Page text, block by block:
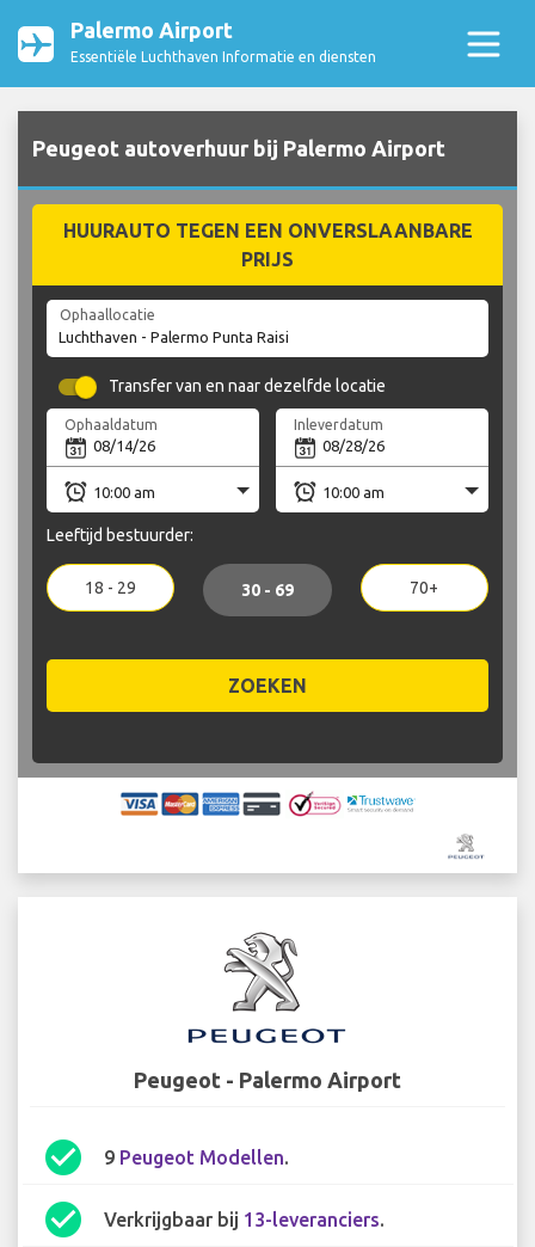
Palermo Airport
Essentiële Luchthaven Informatie en diensten
Peugeot autoverhuur bij Palermo Airport
HUURAUTO TEGEN EEN ONVERSLAANBARE
PRIJS
Ophaallocatie
Transfer van en naar dezelfde locatie
Ophaaldatum Inleverdatum
Leeftijd bestuurder:
18 - 29 30 - 69 70+
ZOEKEN
Peugeot - Palermo Airport
check_circle 9 Peugeot Modellen.
check_circle Verkrijgbaar bij 13-leveranciers.